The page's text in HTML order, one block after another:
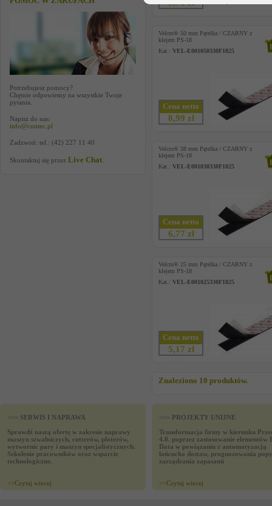
Potrzebujesz pomocy?
Chętnie odpowiemy na wszystkie Twoje
pytania.
Napisz do nas:
info@contec.pl
Zadzwoń: tel.: (42) 227 11 40
Skontaktuj się przez Live Chat
5,70 zł
Velcro® 50 mm Pętelka / CZARNY z
klejem PS-18
Kat.: VEL-E001050330F1825
Cena netto
8,99 zł
Velcro® 38 mm Pętelka / CZARNY z
klejem PS-18
Kat.: VEL-E001038330F1825
Cena netto
6,77 zł
Velcro® 25 mm Pętelka / CZARNY z
klejem PS-18
Kat.: VEL-E001025330F1825
Cena netto
5,17 zł
Znaleziono 10 produktów.
>>> SERWIS I NAPRAWA
Sprawdź naszą ofertę w zakresie naprawy
maszyn szwalniczych, cutterów, ploterów,
wytwornic pary i maszyn specjalistycznych.
Szkolenie pracowników oraz wsparcie
technologiczne.
>>Czytaj wiecej
>>> PROJEKTY UNIJNE
Transformacja firmy w kierunku
4.0. poprzez zastosowanie elementów
Data w powiązaniu z automatyzacją
łańcucha dostaw, prognozowania
zarządzania zapasami
>>Czytaj wiecej